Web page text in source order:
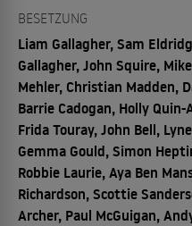
BESETZUNG
Liam Gallagher, Sam
Gallagher, John Squire,
Mehler, Christian Madden,
Barrie Cadogan, Holly
Frida Touray, John Bell,
Gemma Gould, Simon
Robbie Laurie, Aya Ben
Richardson, Scottie
Archer, Paul McGuigan,